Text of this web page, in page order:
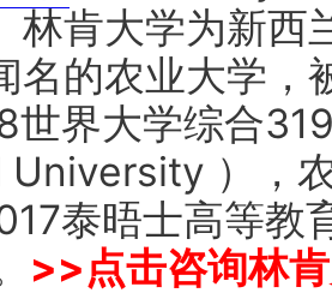
林肯大学为新西
名的农业大学，
世界大学综合
University ），
泰晤士高等
>>点击咨询林